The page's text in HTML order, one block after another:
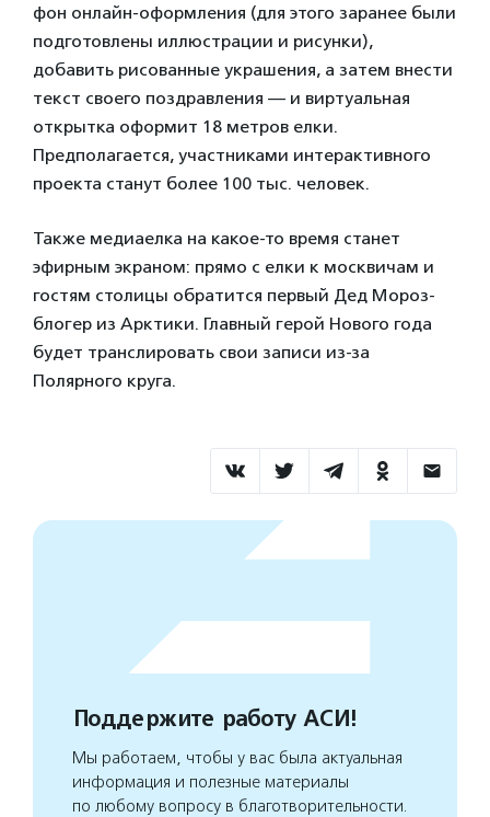
фон онлайн-оформления (для этого заранее были
подготовлены иллюстрации и рисунки),
добавить рисованные украшения, а затем внести
текст своего поздравления — и виртуальная
открытка оформит 18 метров елки.
Предполагается, участниками интерактивного
проекта станут более 100 тыс. человек.
Также медиаелка на какое-то время станет
эфирным экраном: прямо с елки к москвичам и
гостям столицы обратится первый Дед Мороз-
блогер из Арктики. Главный герой Нового года
будет транслировать свои записи из-за
Полярного круга.
Поддержите работу АСИ!
Мы работаем, чтобы у вас была актуальная
информация и полезные материалы
по любому вопросу в благотворительности.